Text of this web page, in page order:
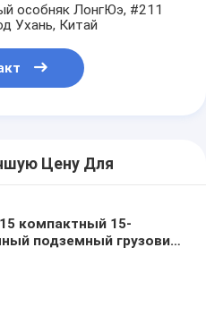
особняк ЛонгЮэ, #211
Ухань, Китай
Цену Для
15 компактный 15-
подземный грузовик